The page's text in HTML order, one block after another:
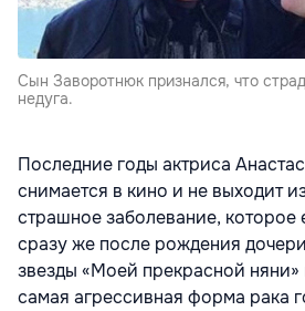
Сын Заворотнюк признался, что
недуга.
Последние годы актриса
снимается в кино и не выходит
страшное заболевание, которое
сразу же после рождения
звезды «Моей прекрасной
самая агрессивная форма рака